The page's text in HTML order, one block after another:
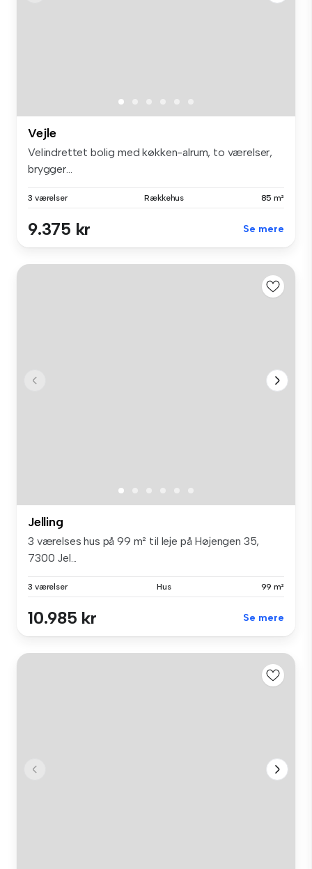
Vejle
Velindrettet bolig med køkken-alrum, to værelser,
brygger...
3 værelser Rækkehus 85 m²
9.375 kr Se mere
Jelling
3 værelses hus på 99 m² til leje på Højengen 35,
7300 Jel...
3 værelser Hus 99 m²
10.985 kr Se mere